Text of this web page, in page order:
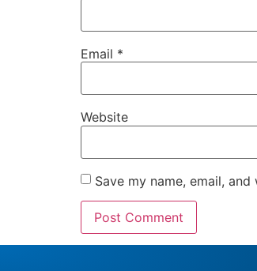
Email *
Website
Save my name, email,